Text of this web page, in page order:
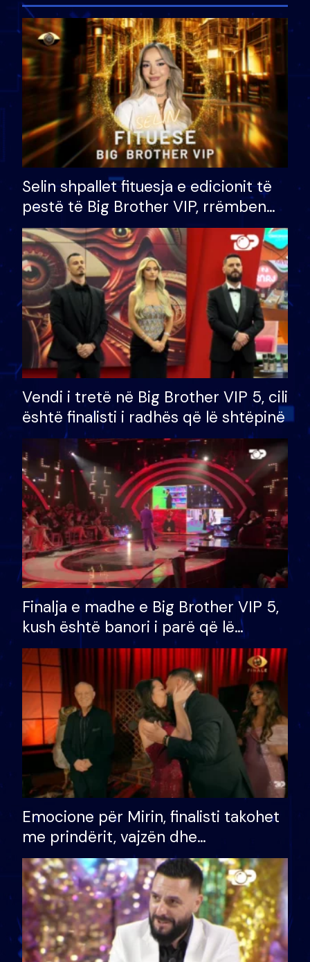
Selin shpallet fituesja e edicionit të
pestë të Big Brother VIP, rrëmben
çmimin e madh prej 100 mijë eurosh
Vendi i tretë në Big Brother VIP 5, cili
është finalisti i radhës që lë shtëpinë
Finalja e madhe e Big Brother VIP 5,
kush është banori i parë që lë
shtëpinë dhe humb mundësinë për
të fituar çmimin e madh
Emocione për Mirin, finalisti takohet
me prindërit, vajzën dhe
bashkëshorten: S’kemi ndonjë letër
divorci apo jo?